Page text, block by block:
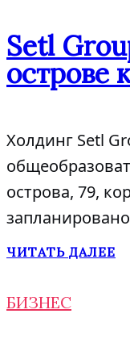
Setl
острове
Холдинг Setl
острова, 79,
ЧИТАТЬ ДАЛЕЕ
БИЗНЕС